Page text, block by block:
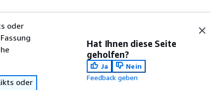
oder
oder
Hat Ihnen diese Seite
geholfen?
Ja
Nein
Feedback geben